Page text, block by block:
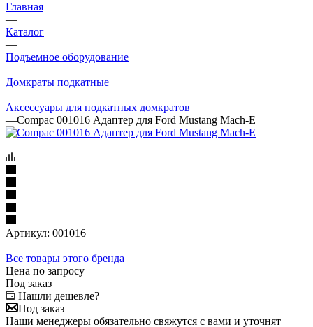
Главная
—
Каталог
—
Подъемное оборудование
—
Домкраты подкатные
—
Аксессуары для подкатных домкратов
—Compac 001016 Адаптер для Ford Mustang Mach-E
Артикул: 001016
Все товары этого бренда
Цена по запросу
Под заказ
Нашли дешевле?
Под заказ
Наши менеджеры обязательно свяжутся с вами и уточнят